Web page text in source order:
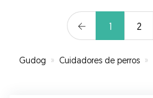
1 2
Gudog » Cuidadores de perros »